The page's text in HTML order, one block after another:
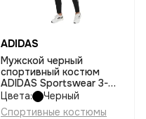
ADIDAS
Мужской черный
спортивный костюм
ADIDAS Sportswear 3-
Stripes Doubleknit размер
s
Цвета:
Черный
Спортивные костюмы